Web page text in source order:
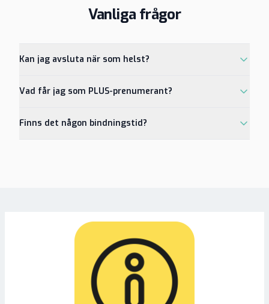
Vanliga frågor
Kan jag avsluta när som helst?
Vad får jag som PLUS-prenumerant?
Finns det någon bindningstid?